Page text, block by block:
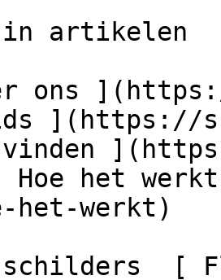
](https://
vinden
Hoe het
het-werkt)